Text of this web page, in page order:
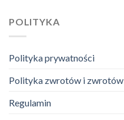
POLITYKA
Polityka prywatności
Polityka zwrotów i zwrotów
Regulamin